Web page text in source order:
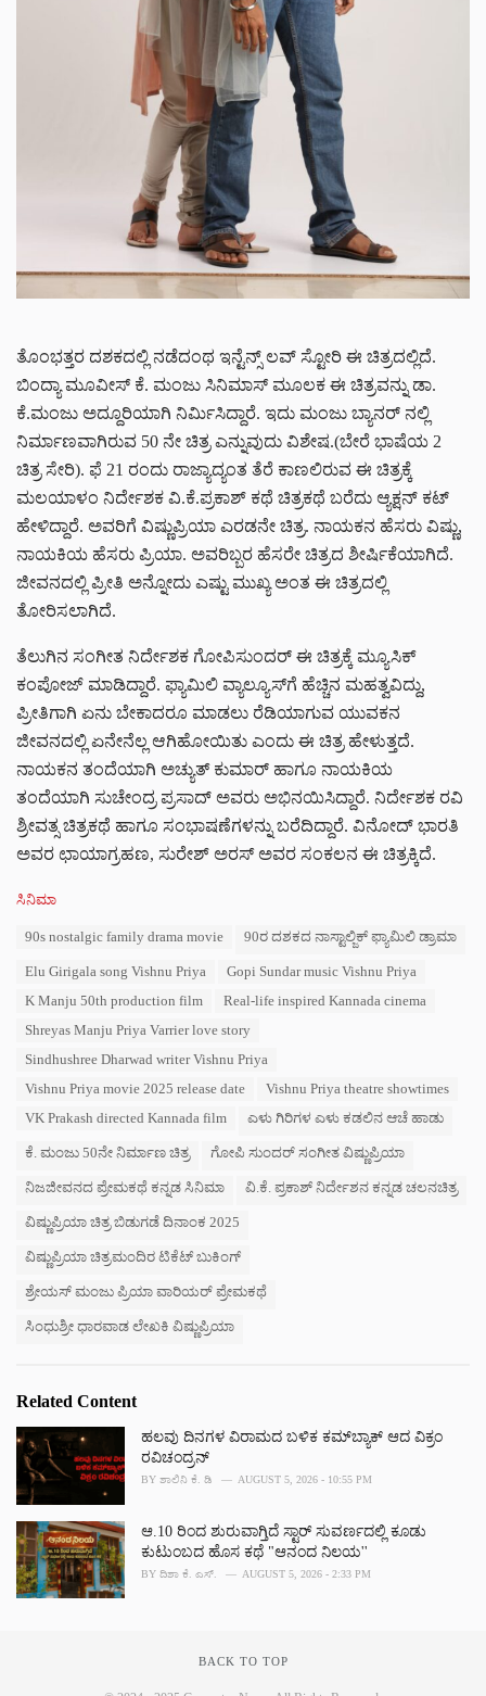
ತೊಂಭತ್ತರ ದಶಕದಲ್ಲಿ ನಡೆದಂಥ ಇನ್ಟೆನ್ಸ್ ಲವ್ ಸ್ಟೋರಿ ಈ ಚಿತ್ರದಲ್ಲಿದೆ.
ಬಿಂದ್ಯಾ ಮೂವೀಸ್ ಕೆ. ಮಂಜು ಸಿನಿಮಾಸ್ ಮೂಲಕ ಈ ಚಿತ್ರವನ್ನು ಡಾ.
ಕೆ.ಮಂಜು‌ ಅದ್ದೂರಿಯಾಗಿ ನಿರ್ಮಿಸಿದ್ದಾರೆ. ಇದು ಮಂಜು ಬ್ಯಾನರ್ ನಲ್ಲಿ
ನಿರ್ಮಾಣವಾಗಿರುವ 50 ನೇ ಚಿತ್ರ ಎನ್ನುವುದು ವಿಶೇಷ.(ಬೇರೆ ಭಾಷೆಯ 2
ಚಿತ್ರ ಸೇರಿ). ಫೆ 21 ರಂದು ರಾಜ್ಯಾದ್ಯಂತ ತೆರೆ ಕಾಣಲಿರುವ ಈ ಚಿತ್ರಕ್ಕೆ
ಮಲಯಾಳಂ ನಿರ್ದೇಶಕ ವಿ.ಕೆ.ಪ್ರಕಾಶ್ ಕಥೆ ಚಿತ್ರಕಥೆ ಬರೆದು ಆ್ಯಕ್ಷನ್ ಕಟ್
ಹೇಳಿದ್ದಾರೆ. ಅವರಿಗೆ ವಿಷ್ಣುಪ್ರಿಯಾ ಎರಡನೇ ಚಿತ್ರ. ನಾಯಕನ ಹೆಸರು ವಿಷ್ಣು,
ನಾಯಕಿಯ ಹೆಸರು ಪ್ರಿಯಾ. ಅವರಿಬ್ಬರ ಹೆಸರೇ ಚಿತ್ರದ ಶೀರ್ಷಿಕೆಯಾಗಿದೆ.
ಜೀವನದಲ್ಲಿ ‌ಪ್ರೀತಿ ಅನ್ನೋದು ಎಷ್ಟು ಮುಖ್ಯ ಅಂತ ಈ ಚಿತ್ರದಲ್ಲಿ
ತೋರಿಸಲಾಗಿದೆ.
ತೆಲುಗಿನ ಸಂಗೀತ ನಿರ್ದೇಶಕ ಗೋಪಿಸುಂದರ್ ಈ ಚಿತ್ರಕ್ಕೆ ಮ್ಯೂಸಿಕ್
ಕಂಪೋಜ್ ಮಾಡಿದ್ದಾರೆ. ಫ್ಯಾಮಿಲಿ ವ್ಯಾಲ್ಯೂಸ್‌ಗೆ ಹೆಚ್ಚಿನ ಮಹತ್ವವಿದ್ದು,
ಪ್ರೀತಿಗಾಗಿ ಏನು ಬೇಕಾದರೂ ಮಾಡಲು ರೆಡಿಯಾಗುವ ಯುವಕ‌ನ
ಜೀವನದಲ್ಲಿ ಏನೇನೆಲ್ಲ ಆಗಿಹೋಯಿತು ಎಂದು ಈ ಚಿತ್ರ ಹೇಳುತ್ತದೆ.
ನಾಯಕನ ತಂದೆಯಾಗಿ ಅಚ್ಯುತ್ ಕುಮಾರ್ ಹಾಗೂ ನಾಯಕಿಯ
ತಂದೆಯಾಗಿ ಸುಚೇಂದ್ರ ಪ್ರಸಾದ್ ಅವರು ಅಭಿನಯಿಸಿದ್ದಾರೆ. ನಿರ್ದೇಶಕ ರವಿ
ಶ್ರೀವತ್ಸ ಚಿತ್ರಕಥೆ ಹಾಗೂ ಸಂಭಾಷಣೆಗಳನ್ನು ಬರೆದಿದ್ದಾರೆ. ವಿನೋದ್ ಭಾರತಿ
ಅವರ ಛಾಯಾಗ್ರಹಣ, ಸುರೇಶ್ ಅರಸ್ ಅವರ ಸಂಕಲನ ಈ ಚಿತ್ರಕ್ಕಿದೆ.
C
ಸಿನಿಮಾ
90s nostalgic family drama movie 90ರ ದಶಕದ ನಾಸ್ಟಾಲ್ಜಿಕ್ ಫ್ಯಾಮಿಲಿ ಡ್ರಾಮಾ
Elu Girigala song Vishnu Priya
Gopi Sundar music Vishnu Priya
K Manju 50th production film
Real-life inspired Kannada cinema
Shreyas Manju Priya Varrier love story
Sindhushree Dharwad writer Vishnu Priya
Vishnu Priya movie 2025 release date
Vishnu Priya theatre showtimes
VK Prakash directed Kannada film
ಎಳು ಗಿರಿಗಳ ಎಳು ಕಡಲಿನ ಆಚೆ ಹಾಡು
ಕೆ. ಮಂಜು 50ನೇ ನಿರ್ಮಾಣ ಚಿತ್ರ ಗೋಪಿ ಸುಂದರ್ ಸಂಗೀತ ವಿಷ್ಣುಪ್ರಿಯಾ
ನಿಜಜೀವನದ ಪ್ರೇಮಕಥೆ ಕನ್ನಡ ಸಿನಿಮಾ ವಿ.ಕೆ. ಪ್ರಕಾಶ್ ನಿರ್ದೇಶನ ಕನ್ನಡ ಚಲನಚಿತ್ರ
ವಿಷ್ಣುಪ್ರಿಯಾ ಚಿತ್ರ ಬಿಡುಗಡೆ ದಿನಾಂಕ 2025
ವಿಷ್ಣುಪ್ರಿಯಾ ಚಿತ್ರಮಂದಿರ ಟಿಕೆಟ್ ಬುಕಿಂಗ್
ಶ್ರೇಯಸ್ ಮಂಜು ಪ್ರಿಯಾ ವಾರಿಯರ್ ಪ್ರೇಮಕಥೆ
ಸಿಂಧುಶ್ರೀ ಧಾರವಾಡ ಲೇಖಕಿ ವಿಷ್ಣುಪ್ರಿಯಾ
Related Content
ಹಲವು ದಿನಗಳ ವಿರಾಮದ ಬಳಿಕ ಕಮ್‌ಬ್ಯಾಕ್ ಆದ ವಿಕ್ರಂ
ರವಿಚಂದ್ರನ್
BY ಶಾಲಿನಿ ಕೆ. ಡಿ AUGUST 5, 2026 - 10:55 PM
ಆ.10 ರಿಂದ ಶುರುವಾಗ್ತಿದೆ ಸ್ಟಾರ್ ಸುವರ್ಣದಲ್ಲಿ ಕೂಡು
ಕುಟುಂಬದ ಹೊಸ ಕಥೆ "ಆನಂದ ನಿಲಯ''
BY ದಿಶಾ ಕೆ. ಎಸ್. AUGUST 5, 2026 - 2:33 PM
BACK TO TOP